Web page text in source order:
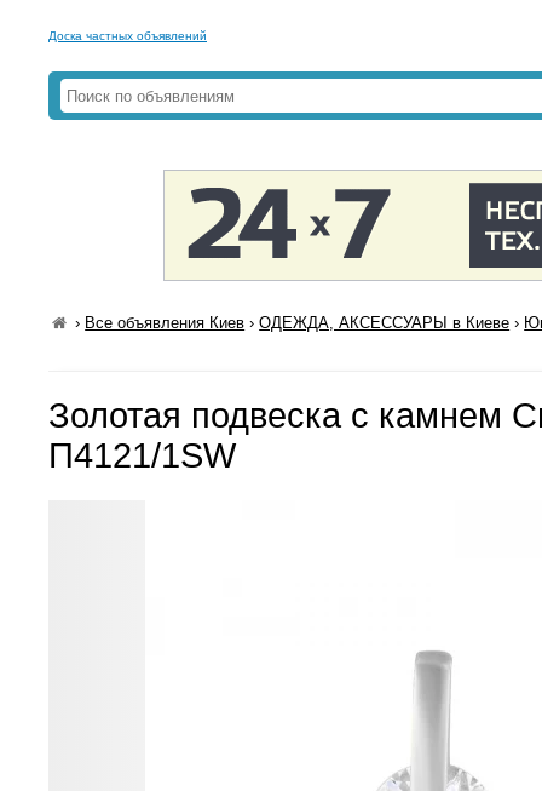
Доска частных объявлений
› Все объявления Киев ›ОДЕЖДА, АКСЕССУАРЫ в Киеве ›
Золотая подвеска с камнем
П4121/1SW